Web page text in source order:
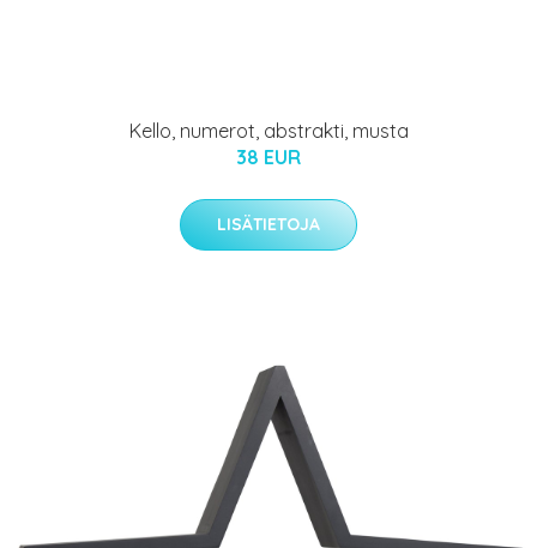
Kello, numerot, abstrakti, musta
38 EUR
LISÄTIETOJA